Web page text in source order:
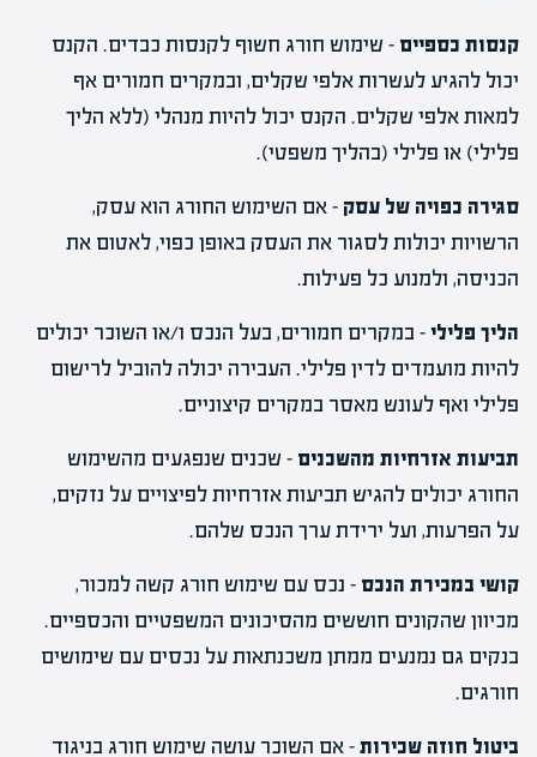
קנסות כספיים – שימוש חורג חשוף לקנסות כבדים. הקנס
יכול להגיע לעשרות אלפי שקלים, ובמקרים חמורים אף
למאות אלפי שקלים. הקנס יכול להיות מנהלי (ללא הליך
פלילי) או פלילי (בהליך משפטי).
סגירה כפויה של עסק – אם השימוש החורג הוא עסק,
הרשויות יכולות לסגור את העסק באופן כפוי, לאטום את
הכניסה, ולמנוע כל פעילות.
הליך פלילי– במקרים חמורים, בעל הנכס ו/או השוכר יכולים
להיות מועמדים לדין פלילי. העבירה יכולה להוביל לרישום
פלילי ואף לעונש מאסר במקרים קיצוניים.
תביעות אזרחיות מהשכנים – שכנים שנפגעים מהשימוש
החורג יכולים להגיש תביעות אזרחיות לפיצויים על נזקים,
על הפרעות, ועל ירידת ערך הנכס שלהם.
קושי במכירת הנכס – נכס עם שימוש חורג קשה למכור,
מכיוון שהקונים חוששים מהסיכונים המשפטיים והכספיים.
בנקים גם נמנעים ממתן משכנתאות על נכסים עם שימושים
חורגים.
ביטול חוזה שכירות– אם השוכר עושה שימוש חורג בניגוד